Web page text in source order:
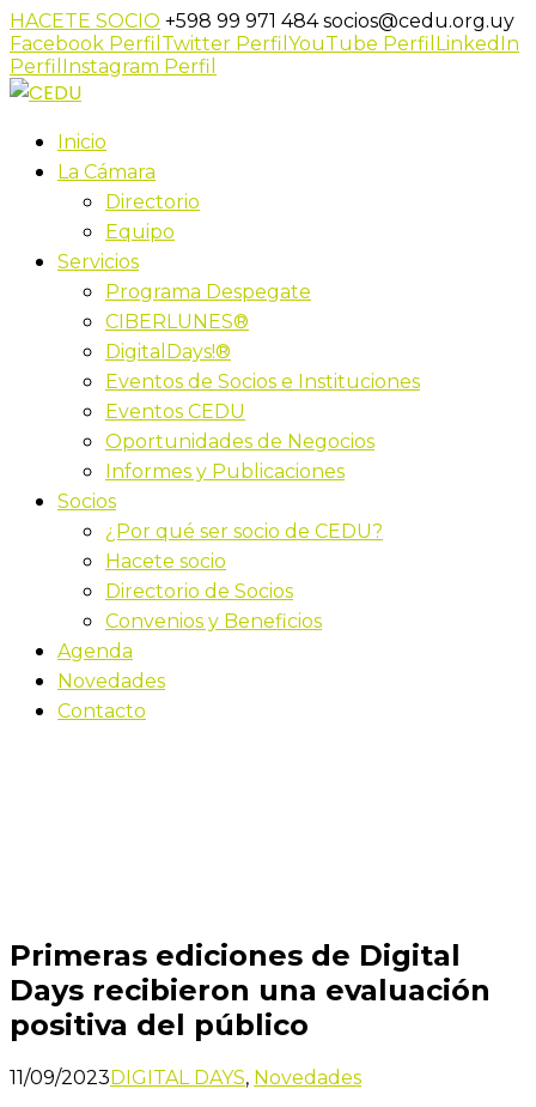
HACETE SOCIO +598 99 971 484socios@cedu.org.uy
Facebook Perfil Twitter Perfil YouTube Perfil LinkedIn
Perfil Instagram Perfil
Inicio
La Cámara
Directorio
Equipo
Servicios
Programa Despegate
CIBERLUNES®
DigitalDays!®
Eventos de Socios e Instituciones
Eventos CEDU
Oportunidades de Negocios
Informes y Publicaciones
Socios
¿Por qué ser socio de CEDU?
Hacete socio
Directorio de Socios
Convenios y Beneficios
Agenda
Novedades
Contacto
Primeras ediciones de Digital
Days recibieron una evaluación
positiva del público
11/09/2023DIGITAL DAYS, Novedades